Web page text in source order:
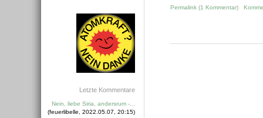
Permalink (1 Kommentar)
Letzte Kommentare
Nein, liebe Siria, andersrum -...
(feuerlibelle, 2022.05.07, 20:15)